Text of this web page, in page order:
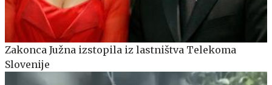
Zakonca Južna izstopila iz lastništva Telekoma
Slovenije